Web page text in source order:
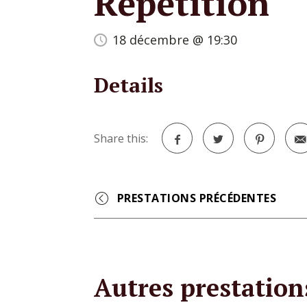
18 décembre @ 19:30
Details
Share this:
Event
Navigation
Autres